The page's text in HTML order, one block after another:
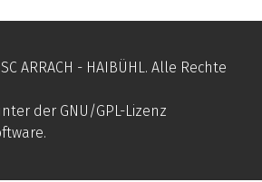
ARRACH - HAIBÜHL. Alle Rechte
der GNU/GPL-Lizenz